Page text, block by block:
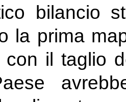
bilancio
la prima
con il taglio